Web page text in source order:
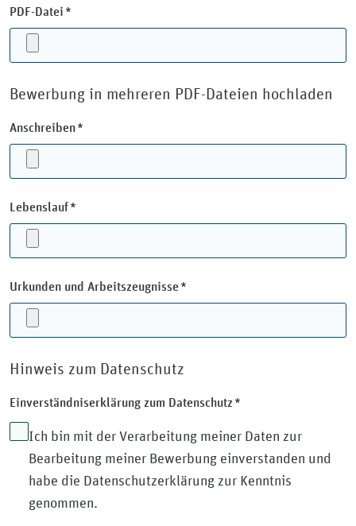
PDF-Datei*
Bewerbung in mehreren PDF-Dateien hochladen
Anschreiben*
Lebenslauf*
Urkunden und Arbeitszeugnisse*
Hinweis zum Datenschutz
Einverständniserklärung zum Datenschutz*
Ich bin mit der Verarbeitung meiner Daten zur
Bearbeitung meiner Bewerbung einverstanden und
habe die Datenschutzerklärung zur Kenntnis
genommen.